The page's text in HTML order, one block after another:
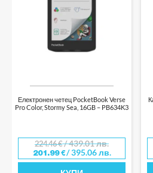
Електронен четец PocketBook Verse
Pro Color, Stormy Sea, 16GB – PB634K3
224.46€/ 439.01 лв.
201.99€/ 395.06 лв.